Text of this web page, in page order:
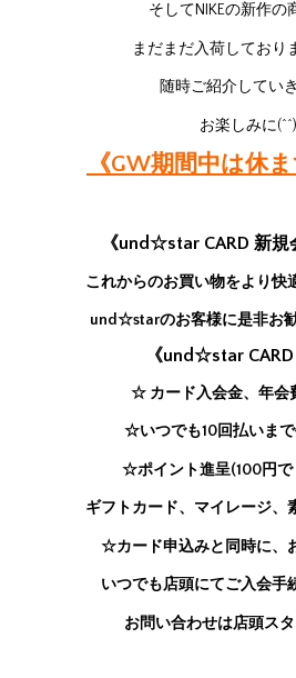
そしてNIKEの新作の
まだまだ入荷しており
随時ご紹介してい
お楽しみに(^^)
《GW期間中は休
《und☆star CARD 新規
これからのお買い物をより快
und☆starのお客様に是非お勧
《und☆star CARD
☆ カード入会金、年会
☆いつでも10回払いま
☆ポイント進呈(100円で
ギフトカード、マイレージ、
☆カード申込みと同時に、
いつでも店頭にてご入会手
お問い合わせは店頭スタ